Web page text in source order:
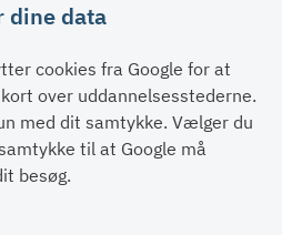
dine data
cookies fra Google for at
over uddannelsesstederne.
med dit samtykke. Vælger du
til at Google må
besøg.